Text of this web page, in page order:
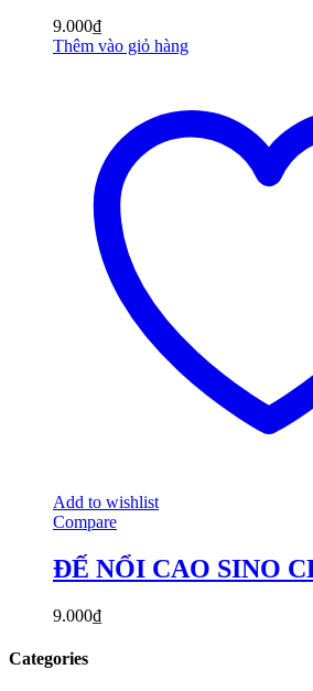
9.000₫
Thêm vào giỏ hàng
Add to wishlist
Compare
ĐẾ NỔI CAO SINO
9.000₫
Categories